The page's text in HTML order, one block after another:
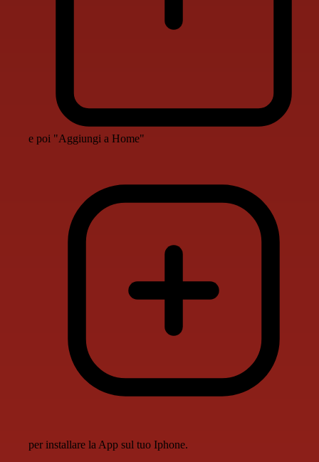
e poi "Aggiungi a Home"
per installare la App sul tuo Iphone.